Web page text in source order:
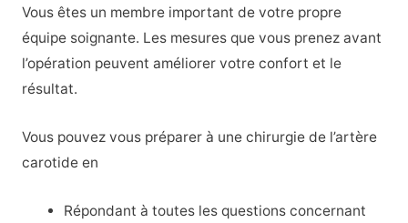
Vous êtes un membre important de votre propre
équipe soignante. Les mesures que vous prenez avant
l’opération peuvent améliorer votre confort et le
résultat.
Vous pouvez vous préparer à une chirurgie de l’artère
carotide en
Répondant à toutes les questions concernant